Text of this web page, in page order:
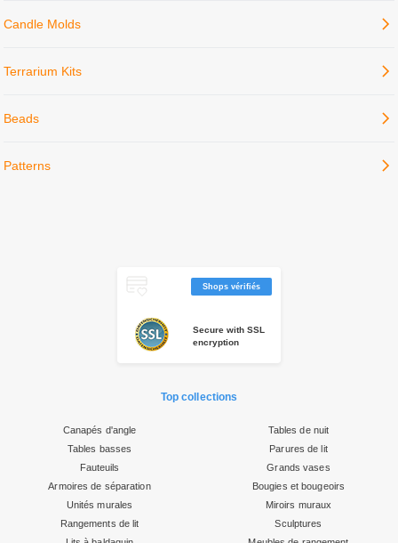
Shops vérifiés
Secure with SSL
encryption
Top collections
Canapés d'angle
Tables basses
Fauteuils
Armoires de séparation
Unités murales
Rangements de lit
Tables de nuit
Parures de lit
Grands vases
Bougies et bougeoirs
Miroirs muraux
Sculptures